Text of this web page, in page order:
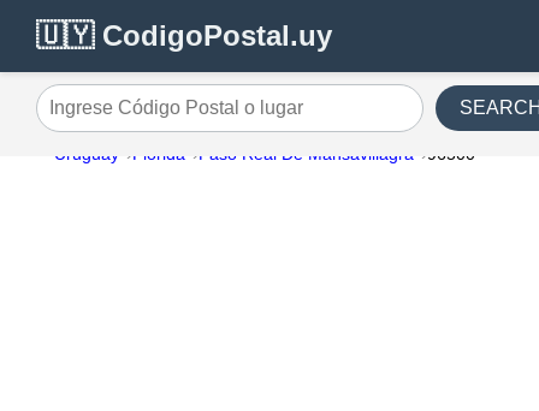
🇺🇾 CodigoPostal.uy
Ingrese Código Postal o lugar
Uruguay Florida Paso Real De Mansavillagra 96500